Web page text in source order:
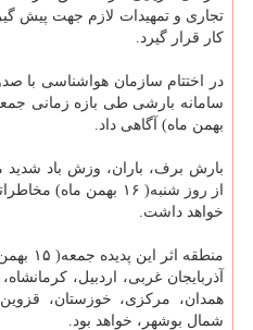
تجاری و تمهیدات لازم جهت پیش
کار قرار گیرد.
در اختتام سازمان هواشناسی با
بهمن ماه) آگاهی داد.
بارش برف، باران، وزش باد
از روز شنبه( ۱۶ بهمن
خواهد داشت.
منطقه
آذربایجان غربی، اردبیل،
همدان، مرکزی، خوزستان،
شمال بوشهر، خواهد بود.